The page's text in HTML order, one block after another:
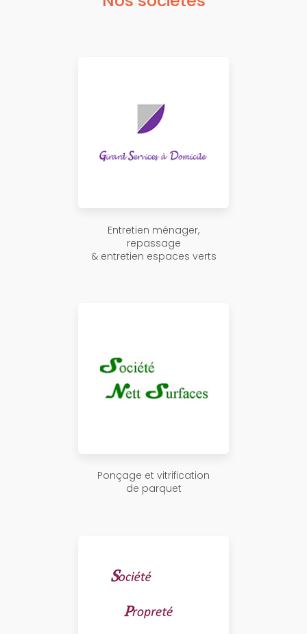
Entretien ménager,
repassage
& entretien espaces verts
Ponçage et vitrification
de parquet